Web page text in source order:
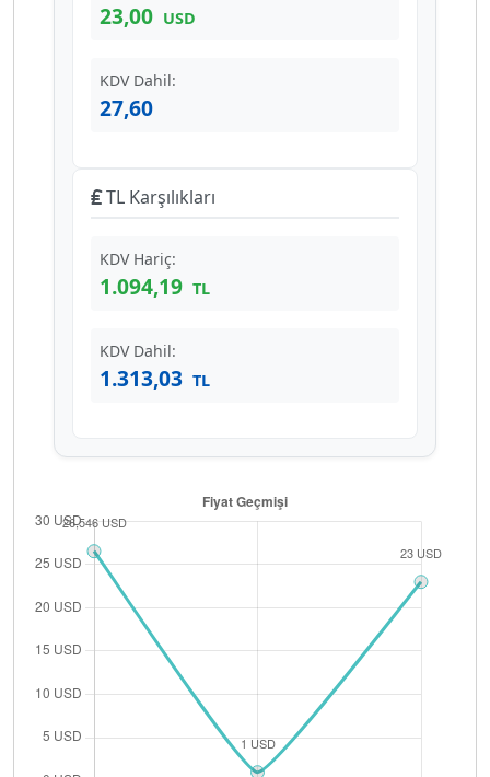
23,00 USD
KDV Dahil:
27,60
TL Karşılıkları
KDV Hariç:
1.094,19 TL
KDV Dahil:
1.313,03 TL